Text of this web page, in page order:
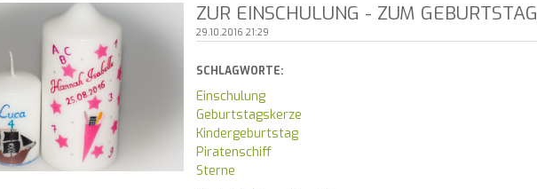
ZUR EINSCHULUNG - ZUM GEBURTSTAG
29.10.2016 21:29
SCHLAGWORTE:
Einschulung
Geburtstagskerze
Kindergeburtstag
Piratenschiff
Sterne